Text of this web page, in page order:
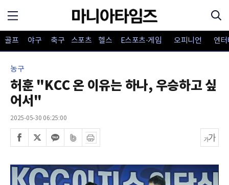
골프 야구 축구 스포츠 헬스 E스포츠·게임 오피니언 엔
농구
허훈 "KCC 온 이유는 하나, 우승하고 싶
어서"
2025-05-30 06:25:00